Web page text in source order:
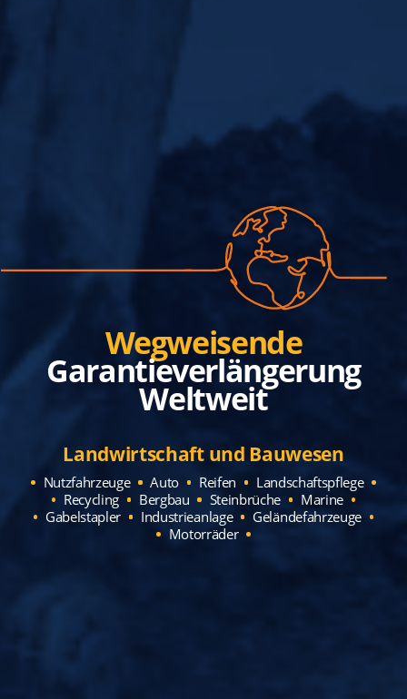
Wegweisende
Garantieverlängerung
Weltweit
Landwirtschaft und Bauwesen
Nutzfahrzeuge Auto Reifen
Landschaftspflege
Recycling
Bergbau Steinbrüche
Marine
Gabelstapler
Industrieanlage
Geländefahrzeuge
Motorräder